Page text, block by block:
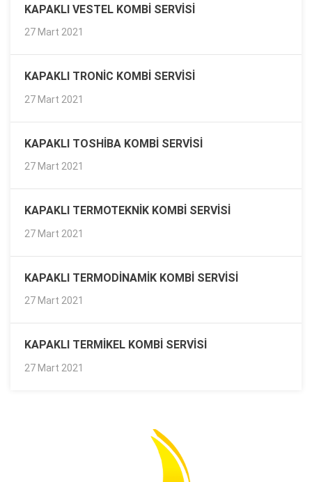
KAPAKLI VESTEL KOMBI SERVISI
27 Mart 2021
KAPAKLI TRONIC KOMBI SERVISI
27 Mart 2021
KAPAKLI TOSHIBA KOMBI SERVISI
27 Mart 2021
KAPAKLI TERMOTEKNIK KOMBI SERVISI
27 Mart 2021
KAPAKLI TERMODINAMIK KOMBI SERVISI
27 Mart 2021
KAPAKLI TERMIKEL KOMBI SERVISI
27 Mart 2021